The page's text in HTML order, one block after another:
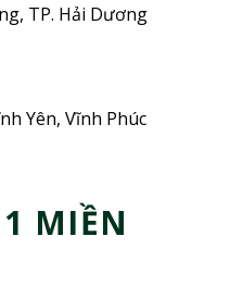
TP. Hải Dương
Yên, Vĩnh Phúc
MIỀN